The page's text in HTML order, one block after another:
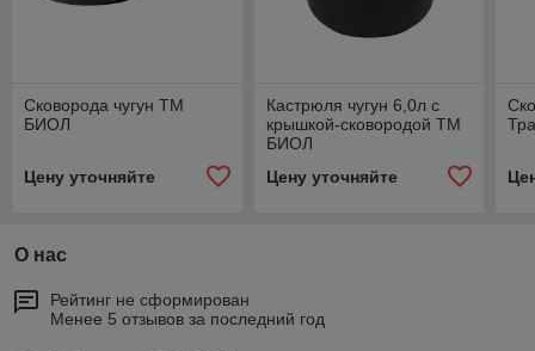
Сковорода чугун ТМ
БИОЛ
Цену уточняйте
Кастрюля чугун 6,0л с
крышкой-сковородой ТМ
БИОЛ
Цену уточняйте
О нас
Рейтинг не сформирован
Менее 5 отзывов за последний год